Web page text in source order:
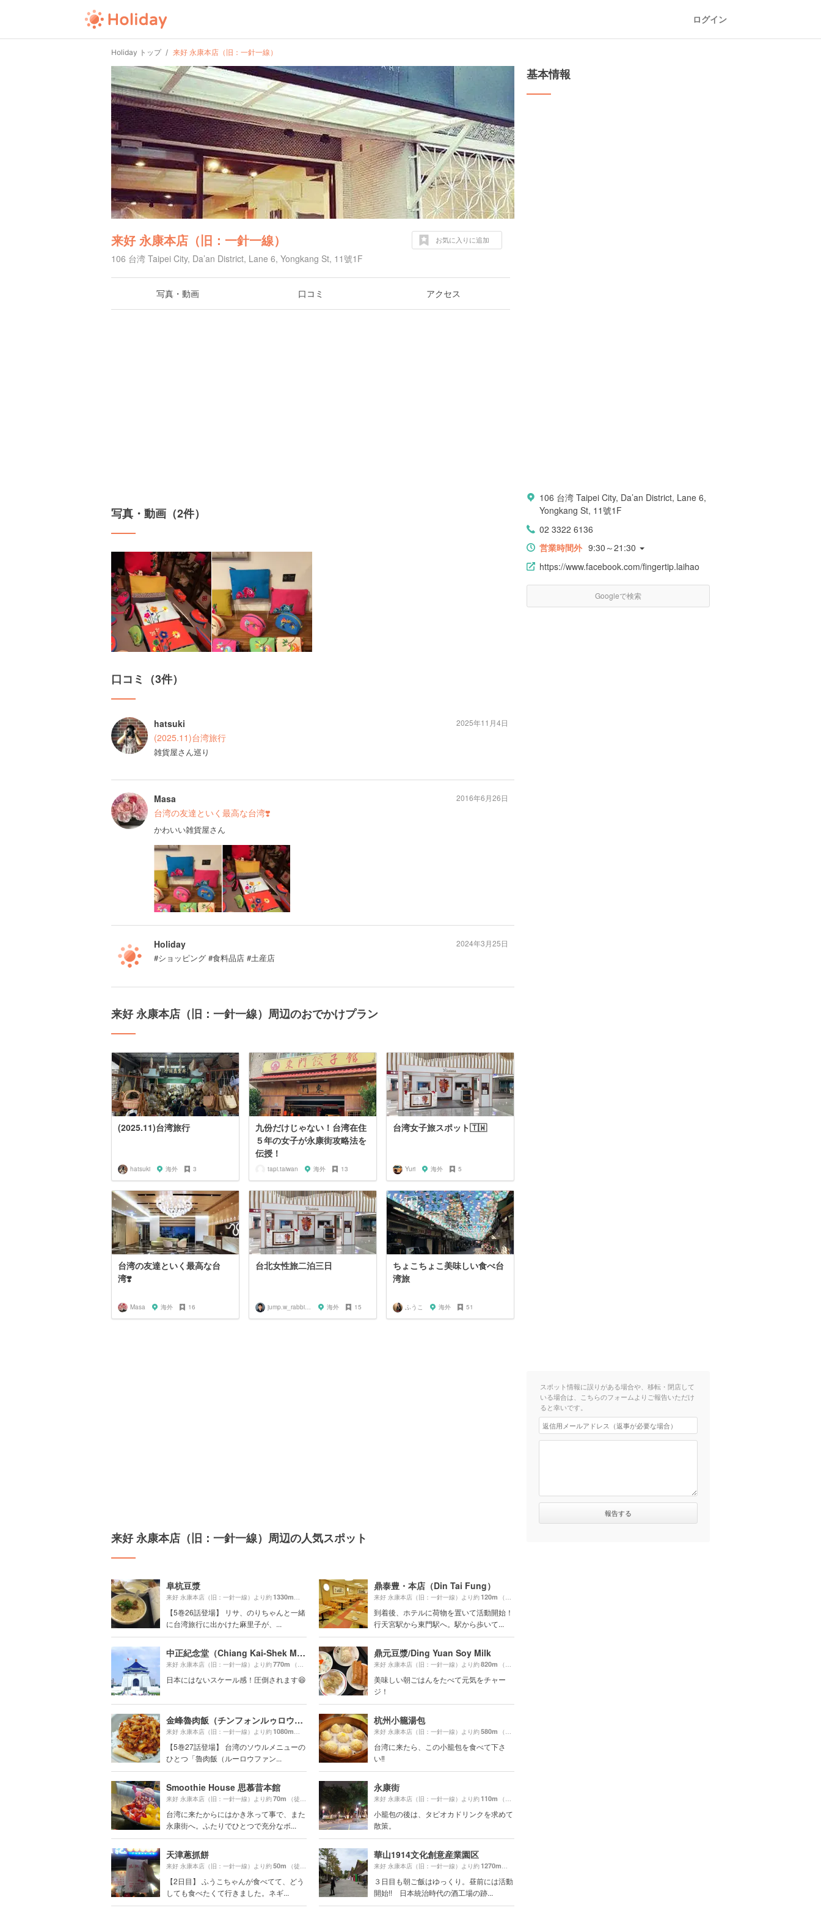
ログイン
Holiday トップ 来好 永康本店（旧：一針一線）
来好 永康本店（旧：一針一線）
106 台湾 Taipei City, Da’an District, Lane 6, Yongkang St, 11號1F
お気に入りに追加
写真・動画 口コミ アクセス
写真・動画（2件）
口コミ（3件）
hatsuki
(2025.11)台湾旅行
雑貨屋さん巡り
2025年11月4日
Masa
台湾の友達といく最高な台湾❣️
かわいい雑貨屋さん
2016年6月26日
Holiday
#ショッピング #食料品店 #土産店
2024年3月25日
来好 永康本店（旧：一針一線）周辺のおでかけプラン
(2025.11)台湾旅行
hatsuki 海外 3
九份だけじゃない！台湾在住
５年の女子が永康街攻略法を
伝授！
tapi.taiwan 海外 13
台湾女子旅スポット🇹🇼
Yuri 海外 5
台湾の友達といく最高な台
湾❣️
Masa 海外 16
台北女性旅二泊三日
jump.w_rabbitkun 海外 15
ちょこちょこ美味しい食べ台
湾旅
ふうこ 海外 51
来好 永康本店（旧：一針一線）周辺の人気スポット
阜杭豆漿
来好 永康本店（旧：一針一線）より約1330m （徒歩23分）
【5巻26話登場】 リサ、のりちゃんと一緒
に台湾旅行に出かけた麻里子が、...
鼎泰豊・本店（Din Tai Fung）
来好 永康本店（旧：一針一線）より約120m （徒歩3分）
到着後、ホテルに荷物を置いて活動開始！
行天宮駅から東門駅へ。駅から歩いて...
中正紀念堂（Chiang Kai-Shek Memorial Hall）
来好 永康本店（旧：一針一線）より約770m （徒歩13分）
日本にはないスケール感！圧倒されます😆
鼎元豆漿/Ding Yuan Soy Milk
来好 永康本店（旧：一針一線）より約820m （徒歩14分）
美味しい朝ごはんをたべて元気をチャー
ジ！
金峰魯肉飯（チンフォンルゥロウファン）
来好 永康本店（旧：一針一線）より約1080m （徒歩19分）
【5巻27話登場】 台湾のソウルメニューの
ひとつ「魯肉飯（ルーロウファン...
杭州小籠湯包
来好 永康本店（旧：一針一線）より約580m （徒歩10分）
台湾に来たら、この小籠包を食べて下さ
い‼️
Smoothie House 思慕昔本館
来好 永康本店（旧：一針一線）より約70m （徒歩2分）
台湾に来たからにはかき氷って事で、また
永康街へ。ふたりでひとつで充分なボ...
永康街
来好 永康本店（旧：一針一線）より約110m （徒歩2分）
小籠包の後は、タピオカドリンクを求めて
散策。
天津蔥抓餅
来好 永康本店（旧：一針一線）より約50m （徒歩1分）
【2日目】 ふうこちゃんが食べてて、どう
しても食べたくて行きました。ネギ...
華山1914文化創意産業園区
来好 永康本店（旧：一針一線）より約1270m （徒歩22分）
３日目も朝ご飯はゆっくり。昼前には活動
開始!! 日本統治時代の酒工場の跡...
基本情報
106 台湾 Taipei City, Da’an District, Lane 6,
Yongkang St, 11號1F
02 3322 6136
営業時間外 9:30～21:30
https://www.facebook.com/fingertip.laihao
Googleで検索
スポット情報に誤りがある場合や、移転・閉店して
いる場合は、こちらのフォームよりご報告いただけ
ると幸いです。